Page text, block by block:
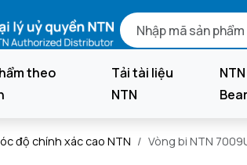
theo
Tải tài liệu
NTN
Bear
độ chính xác cao NTN Vòng bi NTN